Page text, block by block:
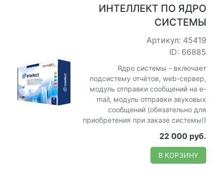
ИНТЕЛЛЕКТ ПО ЯДРО
СИСТЕМЫ
Артикул: 45419
ID: 66885
Ядро системы - включает
подсистему отчётов, web-сервер,
модуль отправки сообщений на e-
mail, модуль отправки звуковых
сообщений (обязательно для
приобретения при заказе системы!)
22 000 руб.
В КОРЗИНУ